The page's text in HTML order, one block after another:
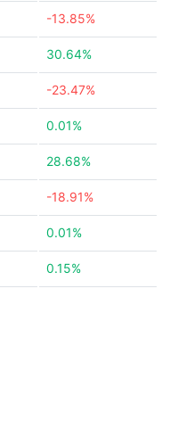
-13.85%
30.64%
-23.47%
0.01%
28.68%
-18.91%
0.01%
0.15%